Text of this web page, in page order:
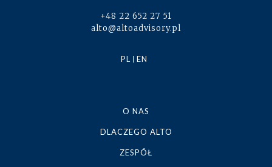
+48 22 652 27 51
alto@altoadvisory.pl
PL EN
O NAS
DLACZEGO ALTO
ZESPÓŁ